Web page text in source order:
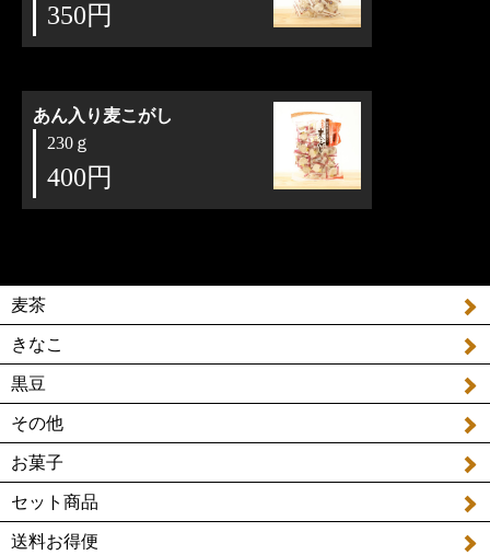
350円
あん入り麦こがし
230ｇ
400円
麦茶
きなこ
黒豆
その他
お菓子
セット商品
送料お得便